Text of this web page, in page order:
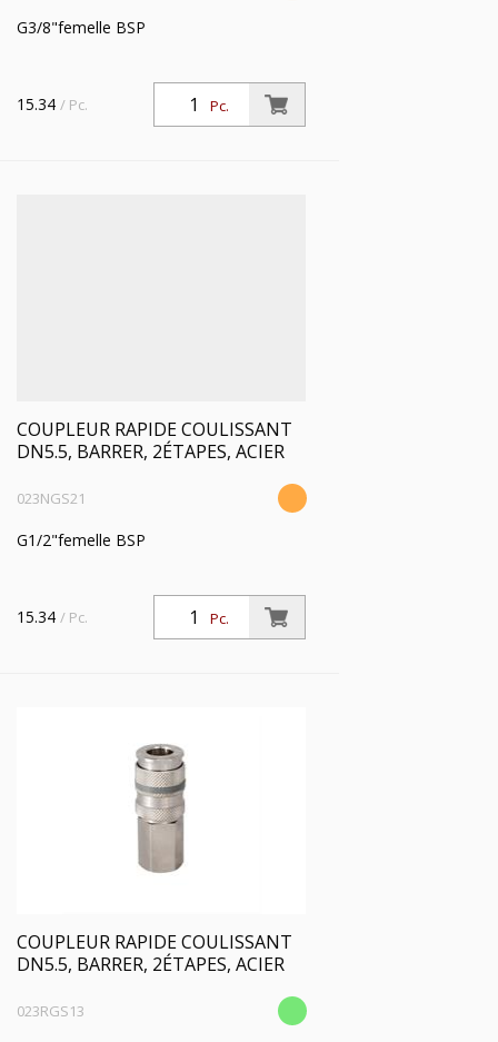
G3/8"femelle BSP
Pc.
15.34 / Pc.
COUPLEUR RAPIDE COULISSANT
DN5.5, BARRER, 2ÉTAPES, ACIER
023NGS21
G1/2"femelle BSP
Pc.
15.34 / Pc.
COUPLEUR RAPIDE COULISSANT
DN5.5, BARRER, 2ÉTAPES, ACIER
023RGS13